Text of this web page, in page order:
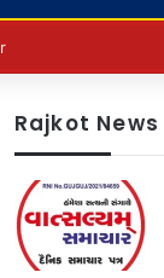
Rajkot News